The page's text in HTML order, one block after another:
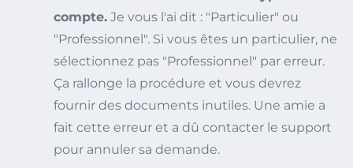
compte. Je vous l'ai dit : "Particulier" ou
"Professionnel". Si vous êtes un particulier, ne
sélectionnez pas "Professionnel" par erreur.
Ça rallonge la procédure et vous devrez
fournir des documents inutiles. Une amie a
fait cette erreur et a dû contacter le support
pour annuler sa demande.